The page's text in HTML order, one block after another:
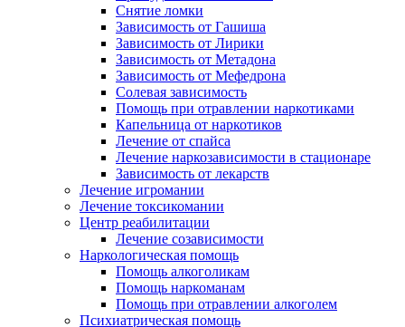
Снятие ломки
Зависимость от Гашиша
Зависимость от Лирики
Зависимость от Метадона
Зависимость от Мефедрона
Солевая зависимость
Помощь при отравлении наркотиками
Капельница от наркотиков
Лечение от спайса
Лечение наркозависимости в стационаре
Зависимость от лекарств
Лечение игромании
Лечение токсикомании
Центр реабилитации
Лечение созависимости
Наркологическая помощь
Помощь алкоголикам
Помощь наркоманам
Помощь при отравлении алкоголем
Психиатрическая помощь